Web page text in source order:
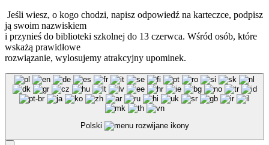
Jeśli wiesz, o kogo chodzi, napisz odpowiedź na karteczce, podpisz
ją swoim nazwiskiem
i przynieś do biblioteki szkolnej do 13 czerwca. Wśród osób, które
wskażą prawidłowe
rozwiązanie, wylosujemy atrakcyjny upominek.
Polski